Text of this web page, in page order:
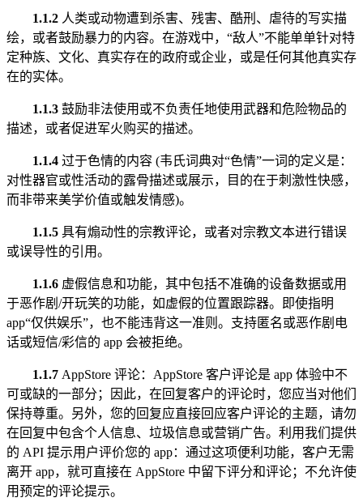
1.1.2 人类或动物遭到杀害、残害、酷刑、虐待的写实描
绘，或者鼓励暴力的内容。在游戏中，“敌人”不能单单针对特
定种族、文化、真实存在的政府或企业，或是任何其他真实存
在的实体。
1.1.3 鼓励非法使用或不负责任地使用武器和危险物品的
描述，或者促进军火购买的描述。
1.1.4 过于色情的内容 (韦氏词典对“色情”一词的定义是：
对性器官或性活动的露骨描述或展示，目的在于刺激性快感，
而非带来美学价值或触发情感)。
1.1.5 具有煽动性的宗教评论，或者对宗教文本进行错误
或误导性的引用。
1.1.6 虚假信息和功能，其中包括不准确的设备数据或用
于恶作剧/开玩笑的功能，如虚假的位置跟踪器。即使指明
app“仅供娱乐”，也不能违背这一准则。支持匿名或恶作剧电
话或短信/彩信的 app 会被拒绝。
1.1.7 AppStore 评论：AppStore 客户评论是 app 体验中不
可或缺的一部分；因此，在回复客户的评论时，您应当对他们
保持尊重。另外，您的回复应直接回应客户评论的主题，请勿
在回复中包含个人信息、垃圾信息或营销广告。利用我们提供
的 API 提示用户评价您的 app：通过这项便利功能，客户无需
离开 app，就可直接在 AppStore 中留下评分和评论；不允许使
用预定的评论提示。